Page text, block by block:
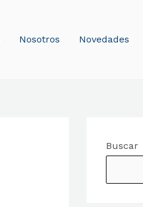
Nosotros Novedades
Buscar